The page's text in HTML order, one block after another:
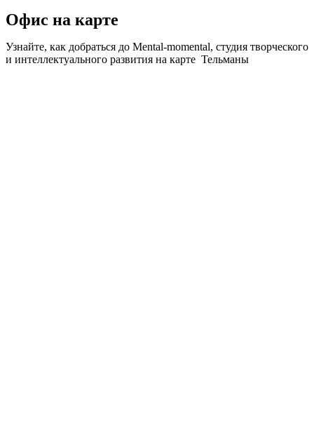
Офис на карте
Узнайте, как добраться до Mental-momental, студия творческого
и интеллектуального развития на карте Тельманы